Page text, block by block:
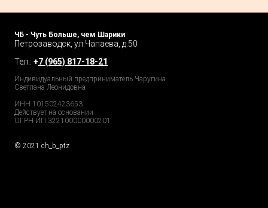
ЧБ - Чуть Больше, чем Шарики
Петрозаводск, ул.Чапаева, д.50
Тел.: +7 (965) 817-18-21
Индивидуальный предприниматель Чаругина
Светлана Леонидовна
ИНН 101502423653
Действует на основании
ОГРН ИП 322100000000201
© 2021 ch_b_ptz